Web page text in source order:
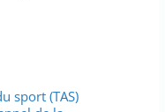
sport (TAS)